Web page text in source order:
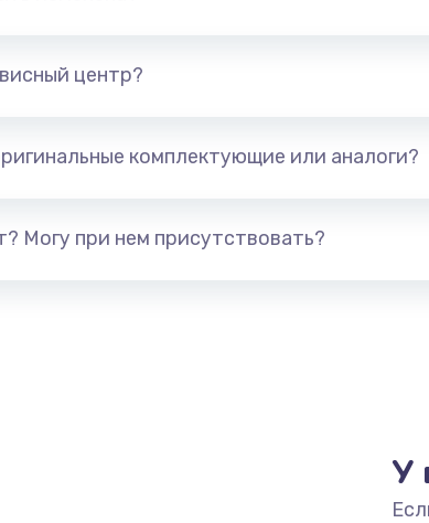
центр?
комплектующие или аналоги?
Могу при нем присутствовать?
У